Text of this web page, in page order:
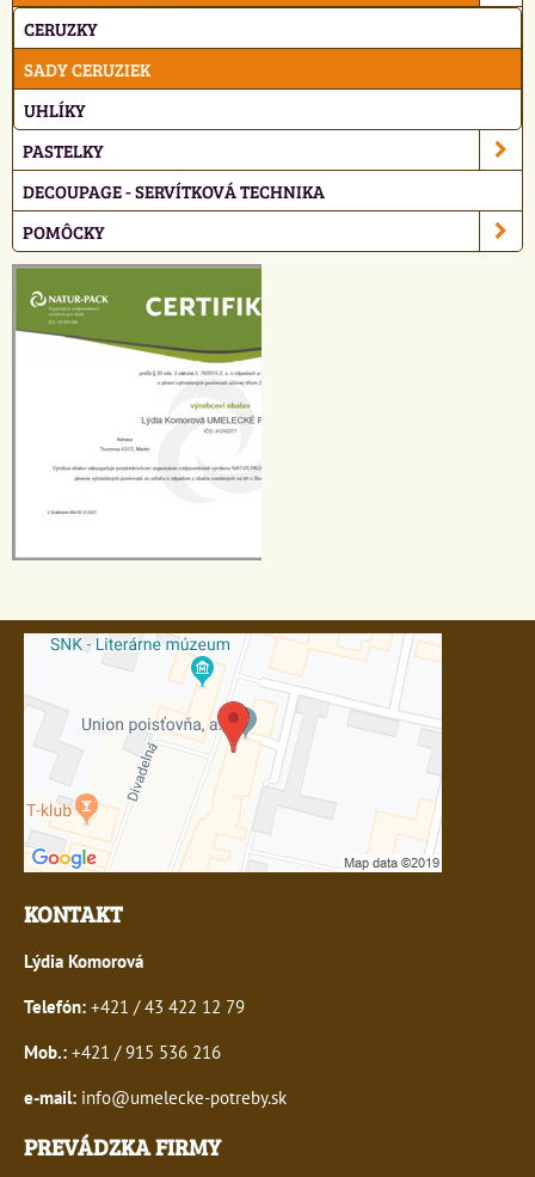
CERUZKY
SADY CERUZIEK
UHLÍKY
PASTELKY
DECOUPAGE - SERVÍTKOVÁ TECHNIKA
POMÔCKY
KONTAKT
Lýdia Komorová
Telefón: +421 / 43 422 12 79
Mob.: +421 / 915 536 216
e-mail: info@umelecke-potreby.sk
PREVÁDZKA FIRMY